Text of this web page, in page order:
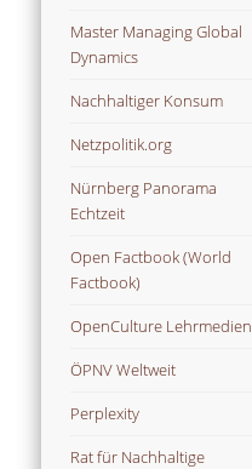
Master Managing Global
Dynamics
Nachhaltiger Konsum
Netzpolitik.org
Nürnberg Panorama
Echtzeit
Open Factbook (World
Factbook)
OpenCulture Lehrmedien
ÖPNV Weltweit
Perplexity
Rat für Nachhaltige